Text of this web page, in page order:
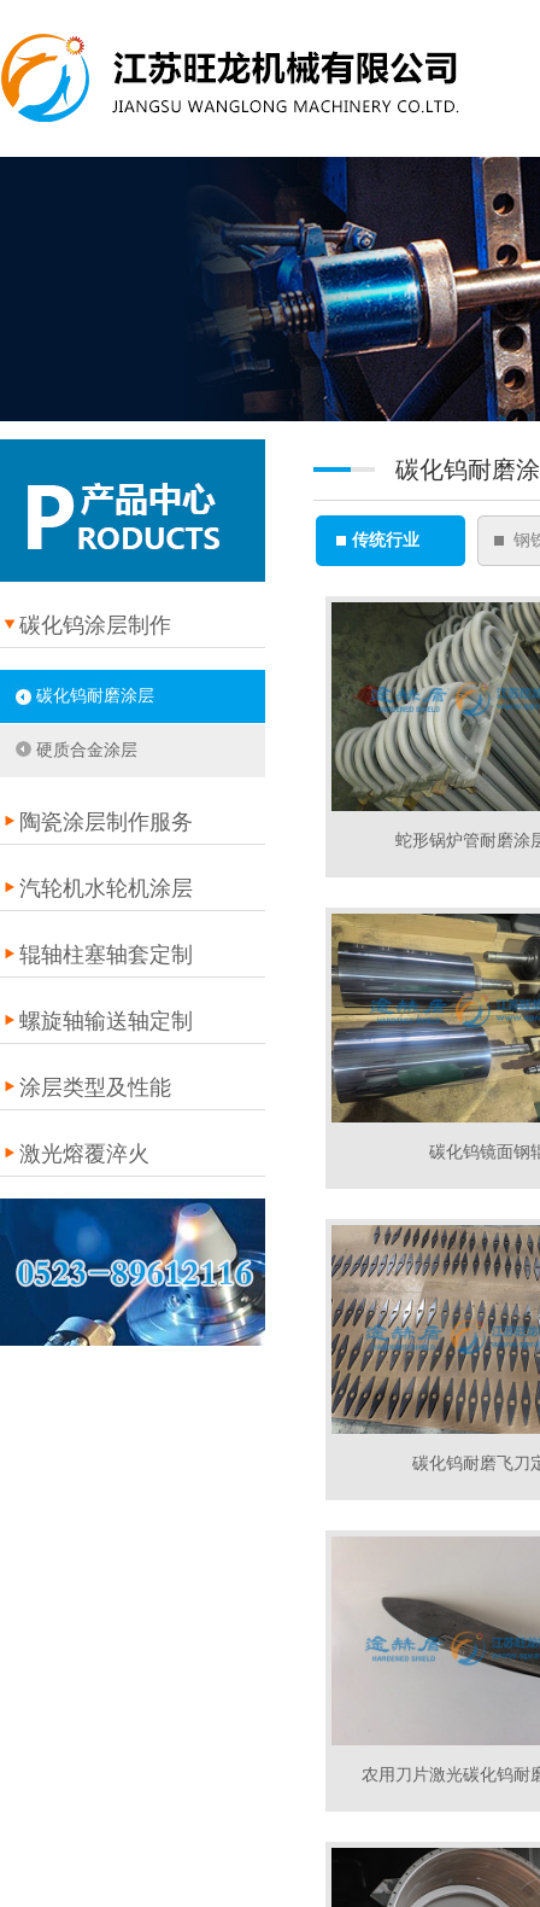
碳化钨涂层制作
碳化钨耐磨涂层
硬质合金涂层
陶瓷涂层制作服务
汽轮机水轮机涂层
辊轴柱塞轴套定制
螺旋轴输送轴定制
涂层类型及性能
激光熔覆淬火
碳化钨耐磨
传统行业 钢
蛇形锅炉管耐磨涂
碳化钨镜面钢
碳化钨耐磨飞刀
农用刀片激光碳化钨耐